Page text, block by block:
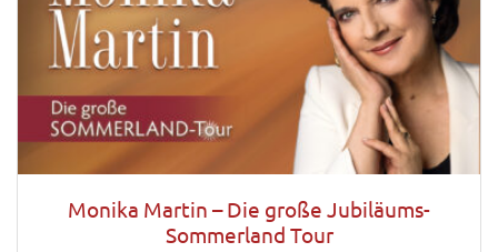
Monika Martin – Die große Jubiläums-
Sommerland Tour